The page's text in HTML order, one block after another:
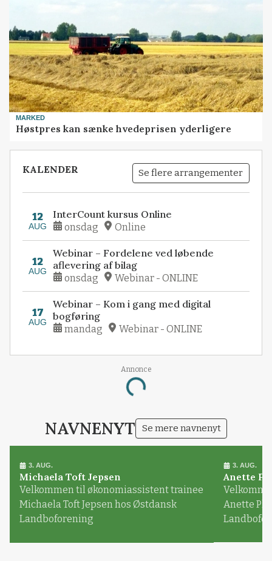
MARKED
Høstpres kan sænke hvedeprisen yderligere
KALENDER Se flere arrangementer
12
AUG
InterCount kursus Online
onsdag Online
12
AUG
Webinar – Fordelene ved løbende
aflevering af bilag
onsdag Webinar - ONLINE
17
AUG
Webinar – Kom i gang med digital
bogføring
mandag Webinar - ONLINE
Annonce
Loading...
NAVNENYT Se mere navnenyt
3. AUG.
Michaela Toft Jepsen
Velkommen til økonomiassistent trainee
Michaela Toft Jepsen hos Østdansk
Landboforening
3. AUG.
Anette
Anette